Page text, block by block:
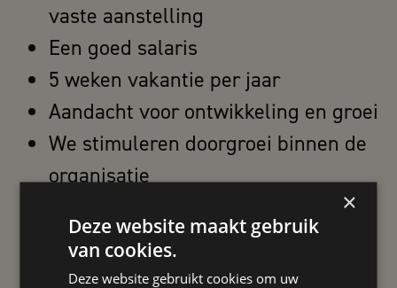
vaste aanstelling
Een goed salaris
5 weken vakantie per jaar
Aandacht voor ontwikkeling en groei
We stimuleren doorgroei binnen de
organisatie
bespreekbaar
Uiteraard een vergoeding voor jouw
×
Deze website maakt gebruik
van cookies.
Deze website gebruikt cookies om uw